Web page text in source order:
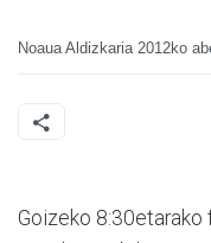
Noaua Aldizkaria 2012ko
Goizeko